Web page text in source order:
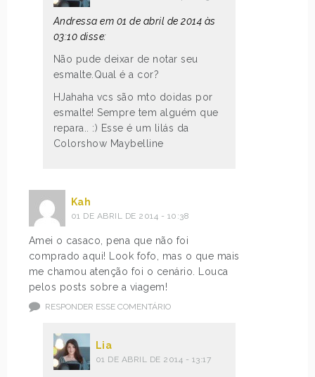
Andressa em 01 de abril de 2014 às
03:10 disse:
Não pude deixar de notar seu
esmalte.Qual é a cor?
HJahaha vcs são mto doidas por
esmalte! Sempre tem alguém que
repara.. :) Esse é um lilás da
Colorshow Maybelline
Kah
01 DE ABRIL DE 2014 - 10:38
Amei o casaco, pena que não foi
comprado aqui! Look fofo, mas o que mais
me chamou atenção foi o cenário. Louca
pelos posts sobre a viagem!
RESPONDER ESSE COMENTÁRIO
Lia
01 DE ABRIL DE 2014 - 13:17